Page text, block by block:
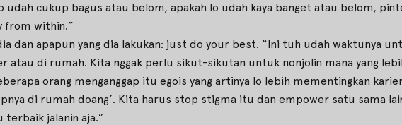
cukup bagus atau belom, apakah lo udah kaya banget atau belom,
from within.”
apapun yang dia lakukan: just do your best. “Ini tuh udah waktunya
atau di rumah. Kita nggak perlu sikut-sikutan untuk nonjolin mana yang
orang menganggap itu egois yang artinya lo lebih mementingkan
di rumah doang’. Kita harus stop stigma itu dan empower satu sama
jalanin aja.”